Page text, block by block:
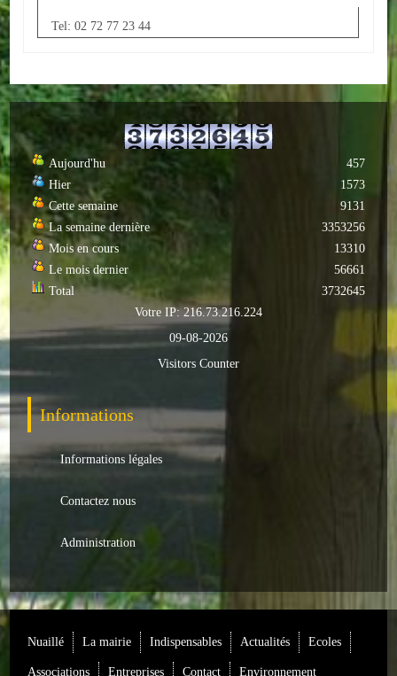
Capitale du chrysanthème
Industries
Transports
Commerces
Hotels/Restaurants
Garages
Loisirs
Batiments/TP
CONTACT
ENVIRONNEMENT
Tel: 02 72 77 23 44
Aujourd'hu
Hier
Cette semaine
La semaine dernière
Mois en cours
Le mois dernier
Total
457
1573
9131
3353256
13310
56661
3732645
Votre IP: 216.73.216.224
09-08-2026
Visitors Counter
Informations
Informations légales
Contactez nous
Administration
Nuaillé La mairie Indispensables Actualités Ecoles
Associations Entreprises Contact Environnement